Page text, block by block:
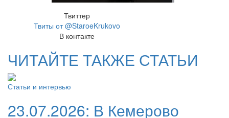
Твиттер
Твиты от @StaroeKrukovo
В контакте
ЧИТАЙТЕ ТАКЖЕ СТАТЬИ
Статьи и интервью
23.07.2026: В Кемерово